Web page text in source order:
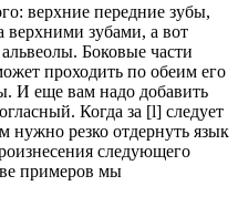
верхние передние зубы,
верхними зубами, а вот
Боковые части
проходить по обеим его
И еще вам надо добавить
Когда за [l] следует
нужно резко отдернуть язык
следующего
примеров мы